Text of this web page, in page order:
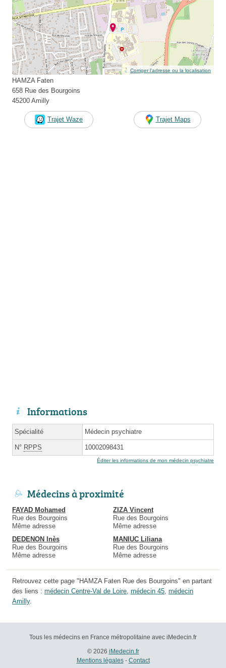
Corriger l’adresse ou la localisation
HAMZA Faten
658 Rue des Bourgoins
45200 Amilly
Trajet Waze Trajet Maps
Informations
Spécialité Médecin psychiatre
N° RPPS 10002098431
Éditer les informations de mon médecin psychiatre
Médecins à proximité
FAYAD Mohamed
Rue des Bourgoins
Même adresse
ZIZA Vincent
Rue des Bourgoins
Même adresse
DEDENON Inès
Rue des Bourgoins
Même adresse
MANIUC Liliana
Rue des Bourgoins
Même adresse
Retrouvez cette page "HAMZA Faten Rue des Bourgoins" en partant
des liens : médecin Centre-Val de Loire, médecin 45, médecin
Amilly.
Tous les médecins en France métropolitaine avec iMedecin.fr
© 2026 iMedecin.fr
Mentions légales- Contact